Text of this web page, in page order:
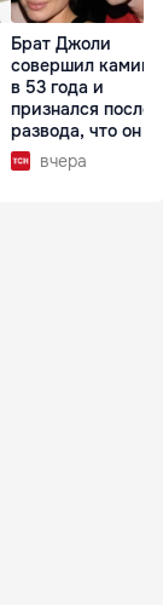
Брат Джоли
совершил
в 53 года и
признался после
развода, что он
вчера